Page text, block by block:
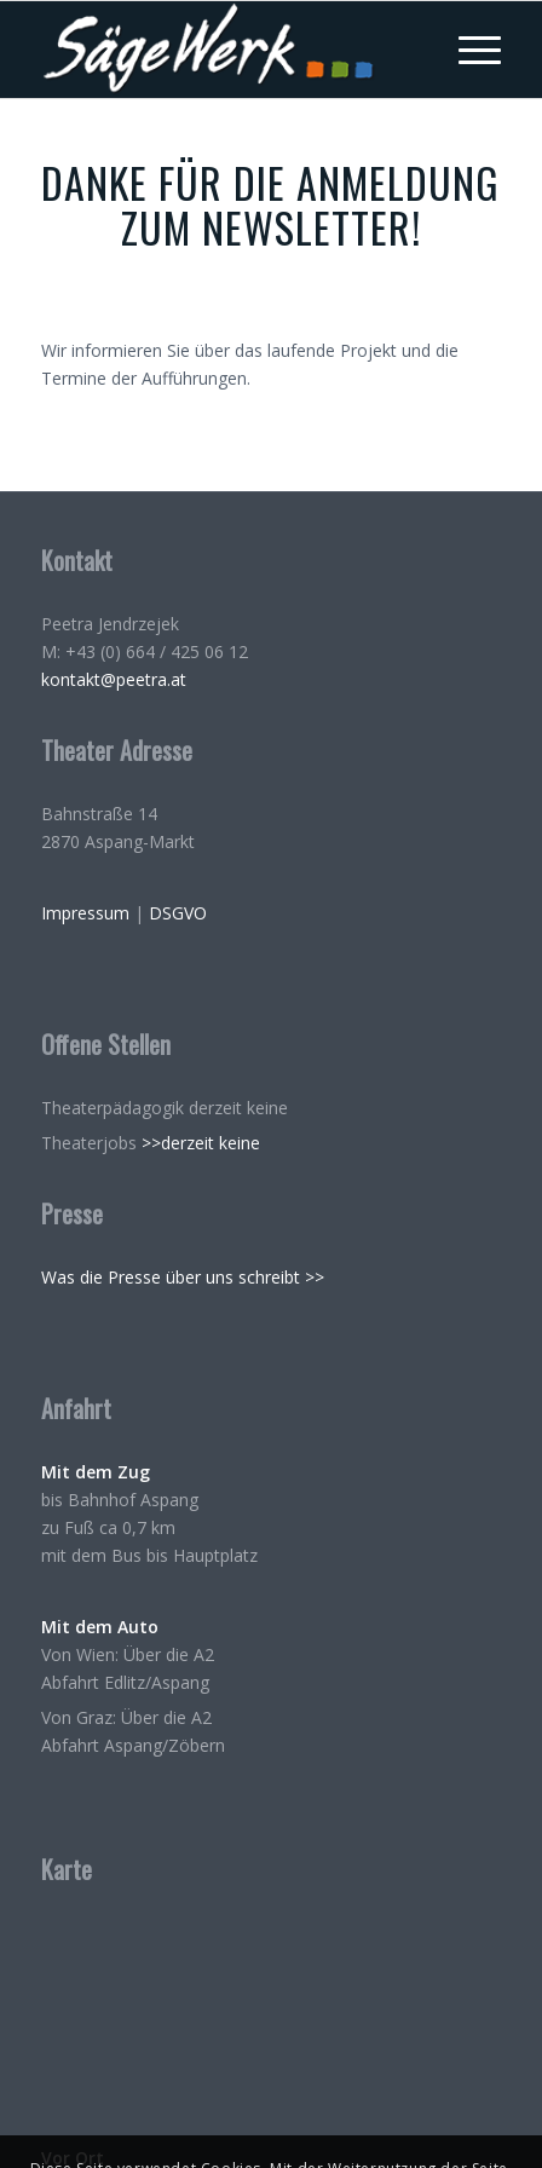
DANKE FÜR DIE ANMELDUNG
ZUM NEWSLETTER!
Wir informieren Sie über das laufende Projekt und die
Termine der Aufführungen.
Kontakt
Peetra Jendrzejek
M: +43 (0) 664 / 425 06 12
kontakt@peetra.at
Theater Adresse
Bahnstraße 14
2870 Aspang-Markt
Impressum | DSGVO
Offene Stellen
Theaterpädagogik derzeit keine
Theaterjobs >>derzeit keine
Presse
Was die Presse über uns schreibt >>
Anfahrt
Mit dem Zug
bis Bahnhof Aspang
zu Fuß ca 0,7 km
mit dem Bus bis Hauptplatz
Mit dem Auto
Von Wien: Über die A2
Abfahrt Edlitz/Aspang
Von Graz: Über die A2
Abfahrt Aspang/Zöbern
Karte
Vor Ort